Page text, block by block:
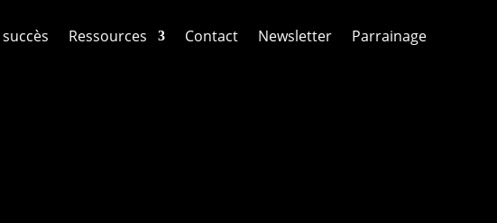
Ressources Contact Newsletter Parrainage